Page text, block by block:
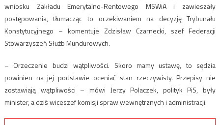
wniosku Zakładu Emerytalno-Rentowego MSWiA i zawieszały
postępowania, tłumacząc to oczekiwaniem na decyzję Trybunału
Konstytucyjnego – komentuje Zdzisław Czarnecki, szef Federacji
Stowarzyszeń Służb Mundurowych.
– Orzeczenie budzi wątpliwości. Skoro mamy ustawę, to sędzia
powinien na jej podstawie oceniać stan rzeczywisty. Przepisy nie
zostawiają wątpliwości – mówi Jerzy Polaczek, polityk PiS, były
minister, a dziś wiceszef komisji spraw wewnętrznych i administracji.